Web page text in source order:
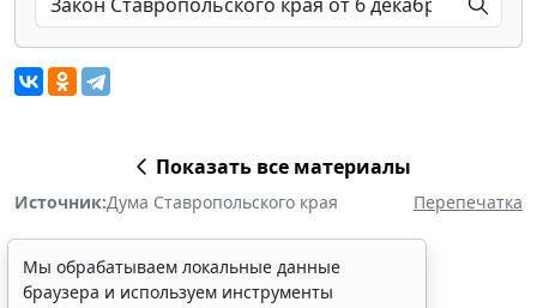
Показать все материалы
Источник:Дума Ставропольского края Перепечатка
Мы обрабатываем локальные данные
браузера и используем инструменты